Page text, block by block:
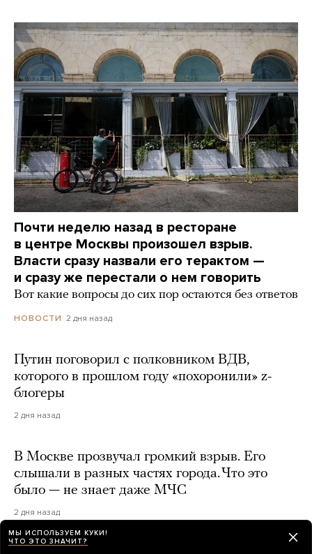
Почти неделю назад в ресторане
в центре Москвы произошел взрыв.
Власти сразу назвали его терактом —
и сразу же перестали о нем говорить
Вот какие вопросы до сих пор остаются без ответов
НОВОСТИ 2 дня назад
Путин поговорил с полковником ВДВ,
которого в прошлом году «похоронили» z-
блогеры
2 дня назад
В Москве прозвучал громкий взрыв. Его
слышали в разных частях города. Что это
было — не знает даже МЧС
2 дня назад
МЫ ИСПОЛЬЗУЕМ КУКИ!
ЧТО ЭТО ЗНАЧИТ?